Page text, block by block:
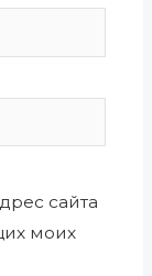
сайта
моих